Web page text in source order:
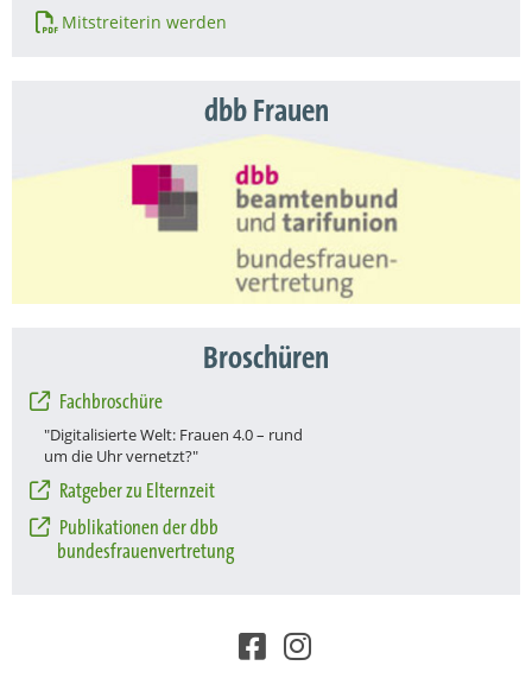
Mitstreiterin werden
dbb Frauen
Broschüren
Fachbroschüre
"Digitalisierte Welt: Frauen 4.0 – rund
um die Uhr vernetzt?"
Ratgeber zu Elternzeit
Publikationen der dbb
bundesfrauenvertretung